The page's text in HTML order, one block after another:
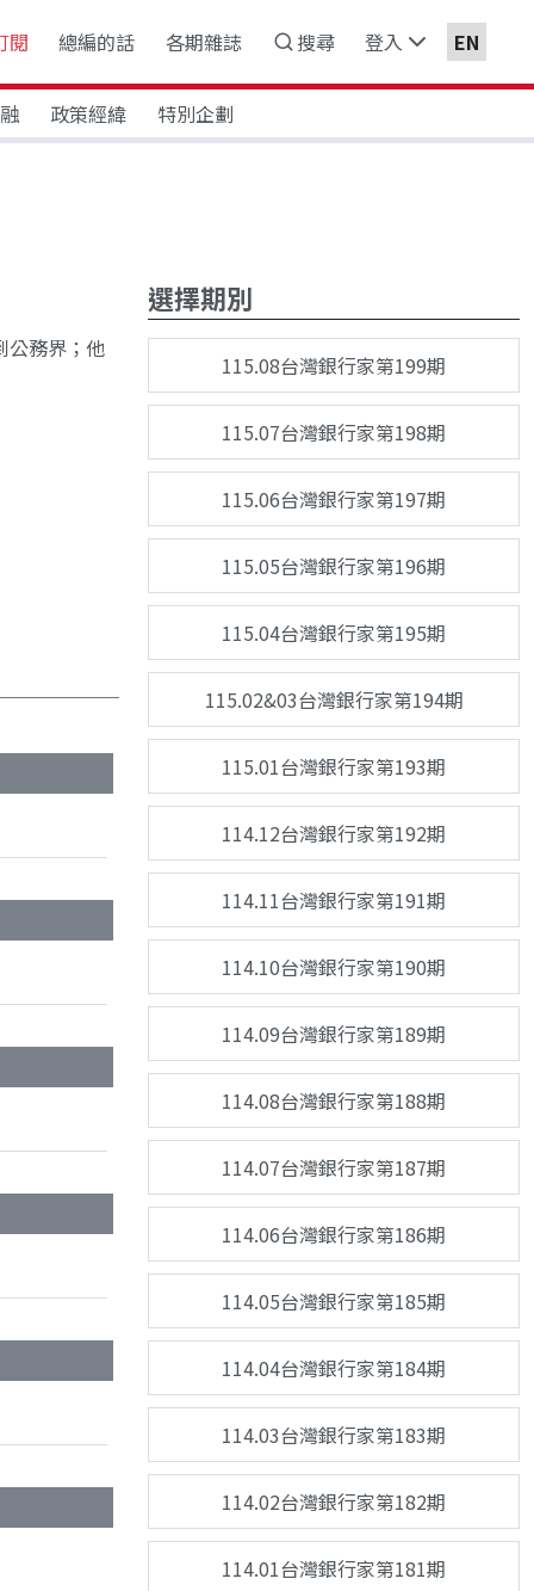
閱 總編的話 各期雜誌 搜尋 登入 EN
政策經緯 特別企劃
公務界；他
選擇期別
115.08台灣銀行家第199期
115.07台灣銀行家第198期
115.06台灣銀行家第197期
115.05台灣銀行家第196期
115.04台灣銀行家第195期
115.02&03台灣銀行家第194期
115.01台灣銀行家第193期
114.12台灣銀行家第192期
114.11台灣銀行家第191期
114.10台灣銀行家第190期
114.09台灣銀行家第189期
114.08台灣銀行家第188期
114.07台灣銀行家第187期
114.06台灣銀行家第186期
114.05台灣銀行家第185期
114.04台灣銀行家第184期
114.03台灣銀行家第183期
114.02台灣銀行家第182期
114.01台灣銀行家第181期